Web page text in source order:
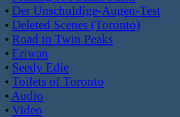
• Der Unschuldige-Augen-Test
• Deleted Scenes (Toronto)
• Road to Twin Peaks
• Eriwan
• Seedy Edie
• Toilets of Toronto
• Audio
• Video